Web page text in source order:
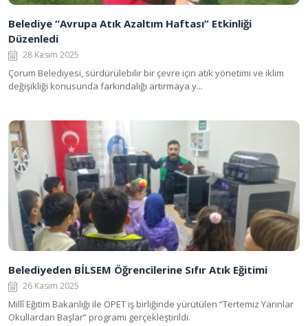
Belediye “Avrupa Atık Azaltım Haftası” Etkinliği
Düzenledi
28 Kasım 2025
Çorum Belediyesi, sürdürülebilir bir çevre için atık yönetimi ve iklim
değişikliği konusunda farkındalığı artırmaya y...
Belediyeden BİLSEM Öğrencilerine Sıfır Atık Eğitimi
26 Kasım 2025
Millî Eğitim Bakanlığı ile OPET iş birliğinde yürütülen “Tertemiz Yarınlar
Okullardan Başlar” programı gerçekleştirildi.